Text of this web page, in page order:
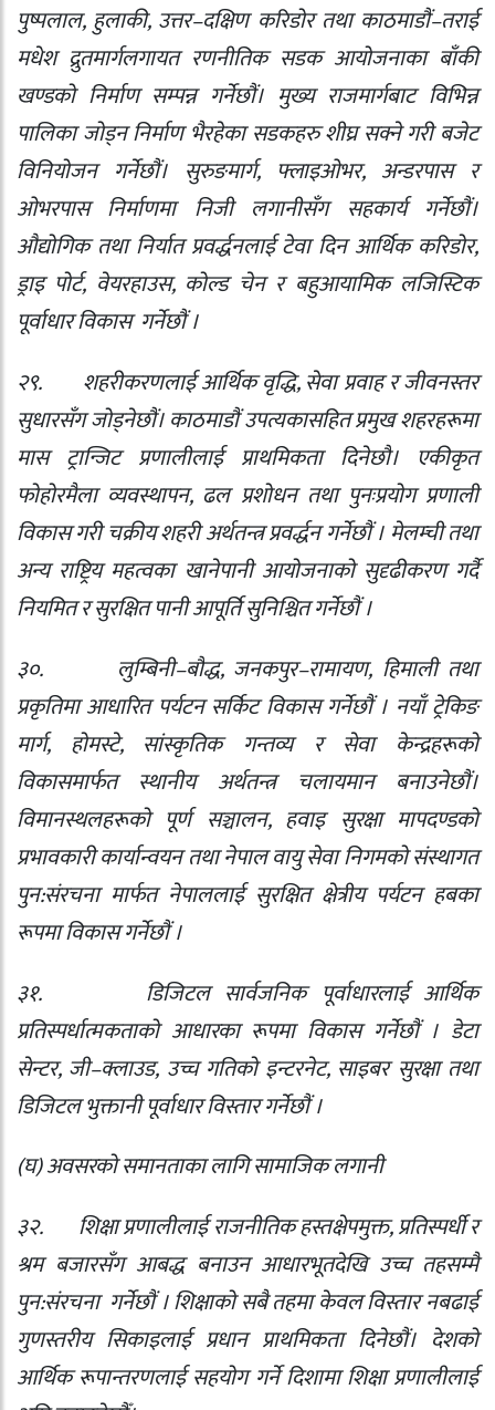
पुष्पलाल,हुलाकी, उत्तर–दक्षिण करिडोर तथा काठमाडौं–तराई
मधेश द्रुतमार्गलगायत रणनीतिक सडक आयोजनाका बाँकी
खण्डको निर्माण सम्पन्न गर्नेछौं। मुख्य राजमार्गबाट विभिन्न
पालिका जोड्न निर्माण भैरहेका सडकहरु शीघ्र सक्ने गरी बजेट
विनियोजन गर्नेछौं। सुरुङमार्ग, फ्लाइओभर, अन्डरपास र
ओभरपास निर्माणमा निजी लगानीसँग सहकार्य गर्नेछौं।
औद्योगिक तथा निर्यात प्रवर्द्धनलाई टेवा दिन आर्थिक करिडोर,
ड्राइ पोर्ट, वेयरहाउस, कोल्ड चेन र बहुआयामिक लजिस्टिक
पूर्वाधार विकास गर्नेछौं ।
२९.
शहरीकरणलाई आर्थिक वृद्धि,सेवा प्रवाह र जीवनस्तर
सुधारसँग जोड्नेछौं। काठमाडौं उपत्यकासहित प्रमुख शहरहरूमा
मास ट्रान्जिट प्रणालीलाई प्राथमिकता दिनेछौ। एकीकृत
फोहोरमैला व्यवस्थापन, ढल प्रशोधन तथा पुनःप्रयोग प्रणाली
विकास गरी चक्रीय शहरी अर्थतन्त्र प्रवर्द्धन गर्नेछौं । मेलम्ची तथा
अन्य राष्ट्रिय महत्वका खानेपानी आयोजनाको सुदृढीकरण गर्दै
नियमित र सुरक्षित पानी आपूर्ति सुनिश्चित गर्नेछौं ।
३०.
लुम्बिनी–बौद्ध, जनकपुर–रामायण, हिमाली तथा
प्रकृतिमा आधारित पर्यटन सर्किट विकास गर्नेछौं । नयाँ ट्रेकिङ
मार्ग, होमस्टे, सांस्कृतिक गन्तव्य र सेवा केन्द्रहरूको
विकासमार्फत स्थानीय अर्थतन्त्र चलायमान बनाउनेछौं।
विमानस्थलहरूको पूर्ण सञ्चालन, हवाइ सुरक्षा मापदण्डको
प्रभावकारी कार्यान्वयन तथा नेपाल वायु सेवा निगमको संस्थागत
पुन:संरचना मार्फत नेपाललाई सुरक्षित क्षेत्रीय पर्यटन हबका
रूपमा विकास गर्नेछौं ।
३१.
डिजिटल सार्वजनिक पूर्वाधारलाई आर्थिक
प्रतिस्पर्धात्मकताको आधारका रूपमा विकास गर्नेछौं । डेटा
सेन्टर, जी–क्लाउड, उच्च गतिको इन्टरनेट, साइबर सुरक्षा तथा
डिजिटल भुक्तानी पूर्वाधार विस्तार गर्नेछौं ।
(घ) अवसरको समानताका लागि सामाजिक लगानी
३२.
शिक्षा प्रणालीलाई राजनीतिक हस्तक्षेपमुक्त,प्रतिस्पर्धी र
श्रम बजारसँग आबद्ध बनाउन आधारभूतदेखि उच्च तहसम्मै
पुन:संरचना गर्नेछौं । शिक्षाको सबै तहमा केवल विस्तार नबढाई
गुणस्तरीय सिकाइलाई प्रधान प्राथमिकता दिनेछौं। देशको
आर्थिक रूपान्तरणलाई सहयोग गर्ने दिशामा शिक्षा प्रणालीलाई